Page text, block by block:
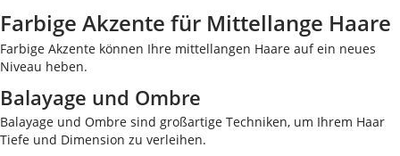
Farbige Akzente für Mittellange Haare
Farbige Akzente können Ihre mittellangen Haare auf ein neues
Niveau heben.
Balayage und Ombre
Balayage und Ombre sind großartige Techniken, um Ihrem Haar
Tiefe und Dimension zu verleihen.